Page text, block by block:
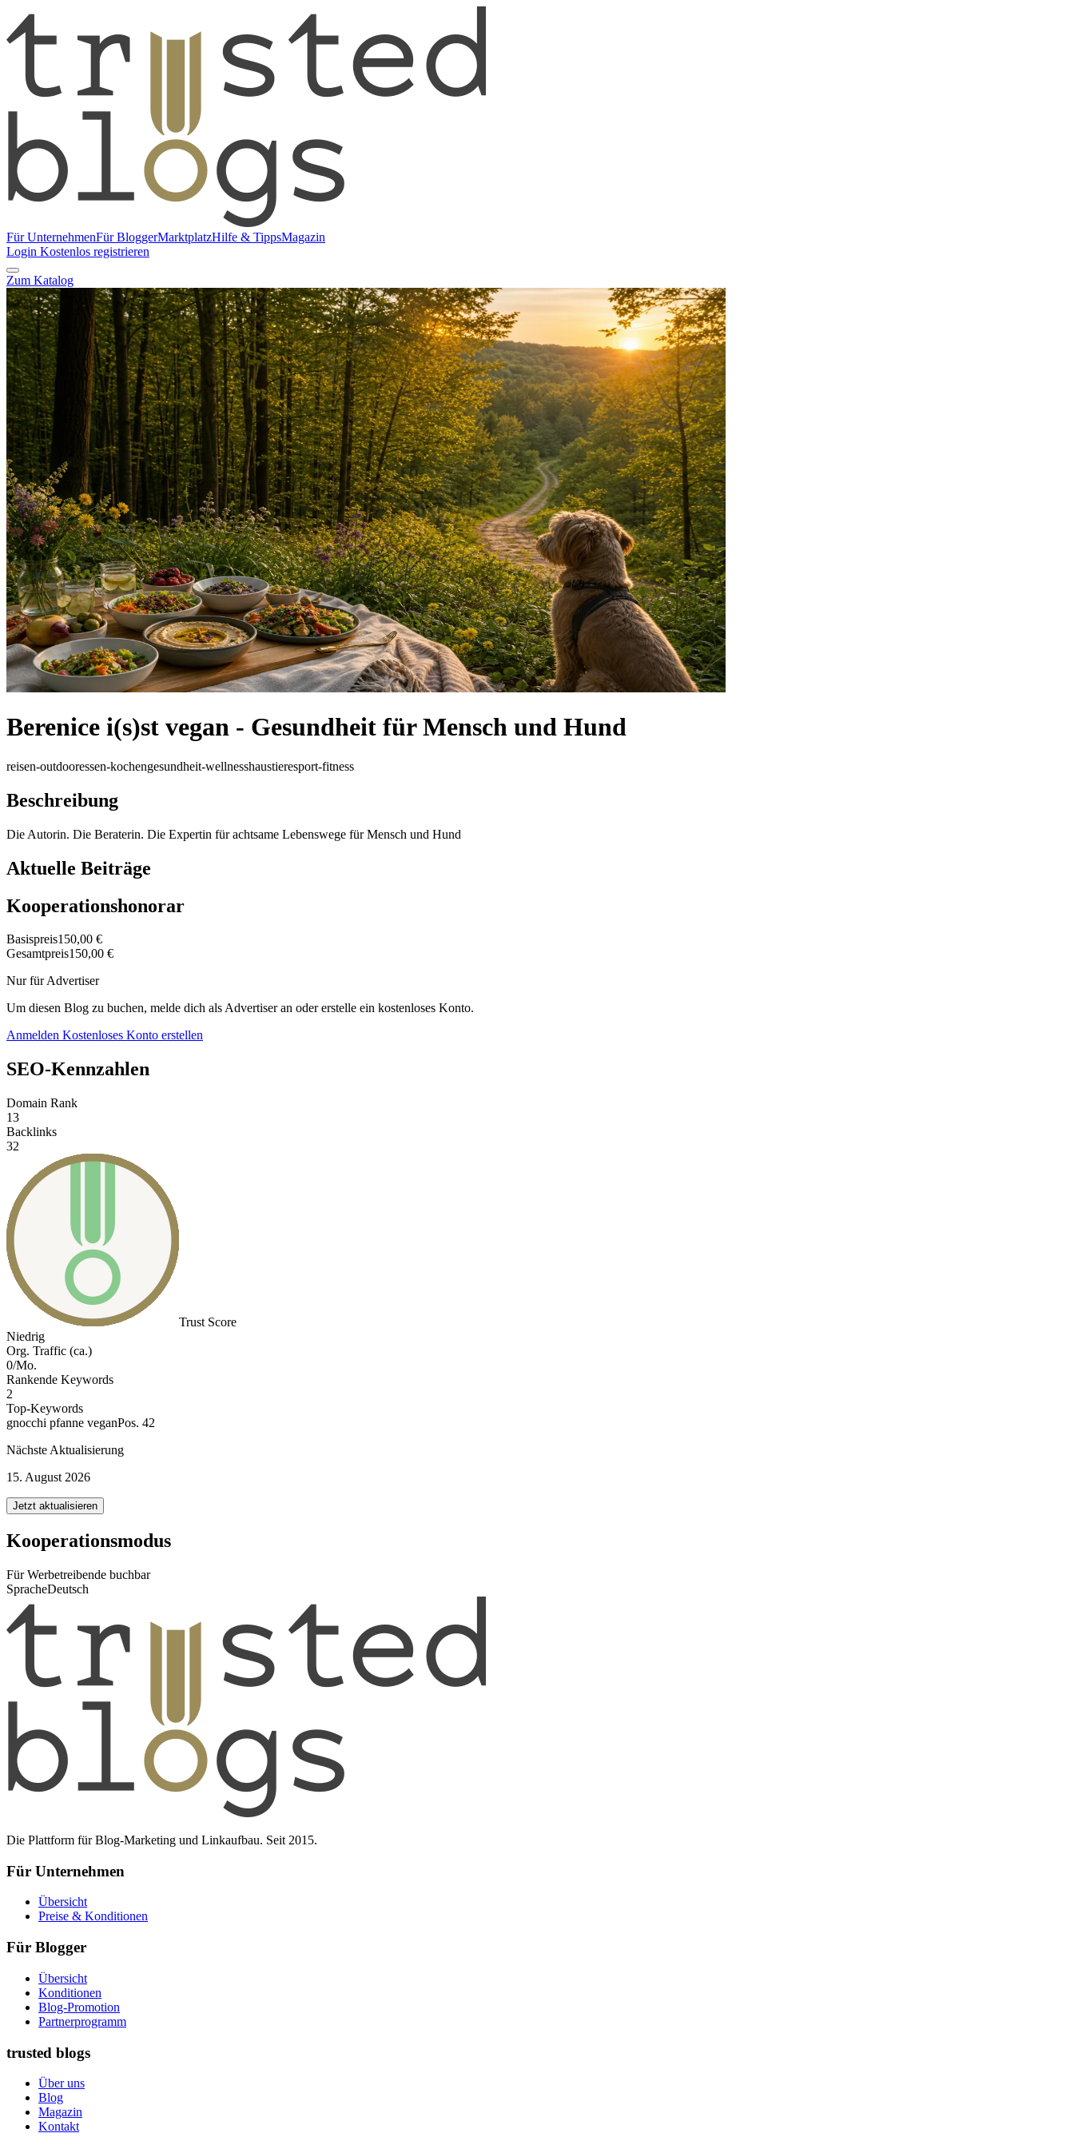
Für UnternehmenFür BloggerMarktplatzHilfe & TippsMagazin
Login Kostenlos registrieren
Zum Katalog
Berenice i(s)st vegan - Gesundheit für Mensch und Hund
reisen-outdooressen-kochengesundheit-wellnesshaustieresport-fitness
Beschreibung
Die Autorin. Die Beraterin. Die Expertin für achtsame Lebenswege für Mensch und Hund
Aktuelle Beiträge
Kooperationshonorar
Basispreis150,00 €
Gesamtpreis150,00 €
Nur für Advertiser
Um diesen Blog zu buchen, melde dich als Advertiser an oder erstelle ein kostenloses Konto.
Anmelden Kostenloses Konto erstellen
SEO-Kennzahlen
Domain Rank
13
Backlinks
32
Trust Score
Niedrig
Org. Traffic (ca.)
0/Mo.
Rankende Keywords
2
Top-Keywords
gnocchi pfanne veganPos. 42
Nächste Aktualisierung
15. August 2026
Jetzt aktualisieren
Kooperationsmodus
Für Werbetreibende buchbar
SpracheDeutsch
Die Plattform für Blog-Marketing und Linkaufbau. Seit 2015.
Für Unternehmen
Übersicht
Preise & Konditionen
Für Blogger
Übersicht
Konditionen
Blog-Promotion
Partnerprogramm
trusted blogs
Über uns
Blog
Magazin
Kontakt